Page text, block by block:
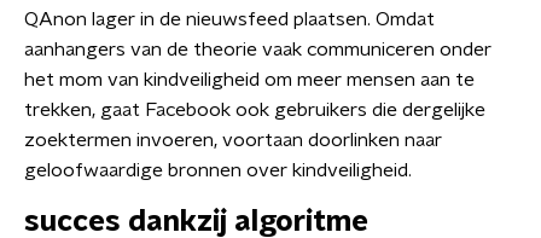
QAnon lager in de nieuwsfeed plaatsen. Omdat
aanhangers van de theorie vaak communiceren onder
het mom van kindveiligheid om meer mensen aan te
trekken, gaat Facebook ook gebruikers die dergelijke
zoektermen invoeren, voortaan doorlinken naar
geloofwaardige bronnen over kindveiligheid.
succes dankzij algoritme